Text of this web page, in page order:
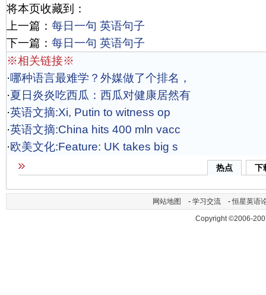
将本页收藏到：
上一篇： 每日一句 英语句子
下一篇： 每日一句 英语句子
※相关链接※
·哪种语言最难学？外媒做了个排名，
·夏日炎炎吃西瓜：西瓜对健康居然有
·英语文摘:Xi, Putin to witness op
·英语文摘:China hits 400 mln vacc
·欧美文化:Feature: UK takes big s
热点 下
网站地图 - 学习交流 -恒星英语
Copyright ©2006-